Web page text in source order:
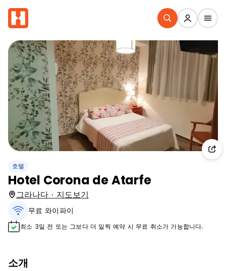
호텔
Hotel Corona de Atarfe
그라나다 · 지도보기
무료 와이파이
최소 3일 전 또는 그보다 더 일찍 예약 시 무료 취소가 가능합니다.
소개